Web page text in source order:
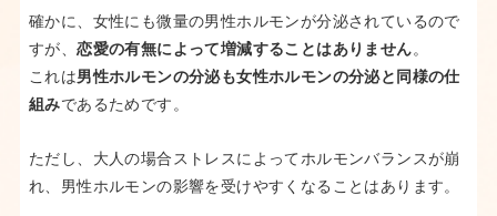
確かに、女性にも微量の男性ホルモンが分泌されているので
すが、恋愛の有無によって増減することはありません。
これは男性ホルモンの分泌も女性ホルモンの分泌と同様の仕
組みであるためです。
ただし、大人の場合ストレスによってホルモンバランスが崩
れ、男性ホルモンの影響を受けやすくなることはあります。